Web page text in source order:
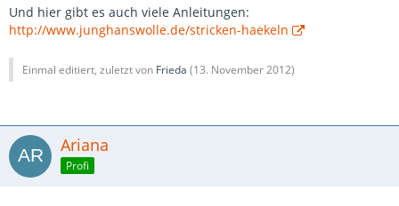
Und hier gibt es auch viele Anleitungen:
http://www.junghanswolle.de/stricken-haekeln
Einmal editiert, zuletzt von Frieda (13. November 2012)
Ariana
Profi